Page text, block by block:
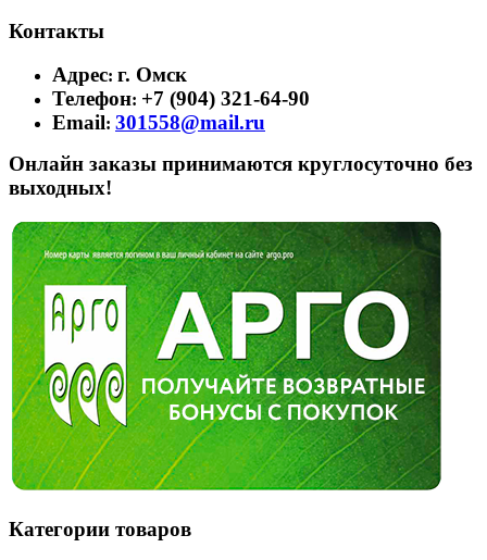
Контакты
Адрес: г. Омск
Телефон: +7 (904) 321-64-90
Email: 301558@mail.ru
Онлайн заказы принимаются круглосуточно без
выходных!
Категории товаров